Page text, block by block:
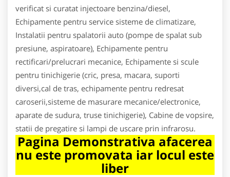
verificat si curatat injectoare benzina/diesel,
Echipamente pentru service sisteme de climatizare,
Instalatii pentru spalatorii auto (pompe de spalat sub
presiune, aspiratoare), Echipamente pentru
rectificari/prelucrari mecanice, Echipamente si scule
pentru tinichigerie (cric, presa, macara, suporti
diversi,cal de tras, echipamente pentru redresat
caroserii,sisteme de masurare mecanice/electronice,
aparate de sudura, truse tinichigerie), Cabine de vopsire,
statii de pregatire si lampi de uscare prin infrarosu.
Pagina Demonstrativa afacerea
nu este promovata iar locul este
liber